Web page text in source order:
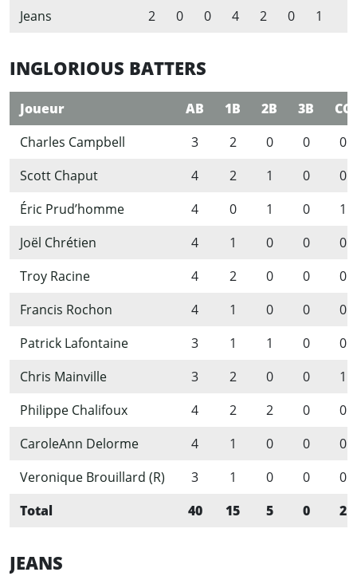
Jeans
2 0 0 4 2 0 1
INGLORIOUS BATTERS
Joueur AB 1B 2B 3B
CC
Charles Campbell
3 2 0 0
0
Scott Chaput
4 2 1 0
0
Éric Prud’homme
4 0 1 0
1
Joël Chrétien
4 1 0 0
0
Troy Racine
4 2 0 0
0
Francis Rochon
4 1 0 0
0
Patrick Lafontaine
3 1 1 0
0
Chris Mainville
3 2 0 0
1
Philippe Chalifoux
4 2 2 0
0
CaroleAnn Delorme
4 1 0 0
0
Veronique Brouillard (R)
3 1 0 0
0
Total
40 15 5 0 2
JEANS